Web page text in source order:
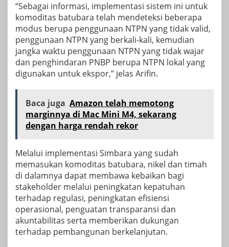
“Sebagai informasi, implementasi sistem ini untuk
komoditas batubara telah mendeteksi beberapa
modus berupa penggunaan NTPN yang tidak valid,
penggunaan NTPN yang berkali-kali, kemudian
jangka waktu penggunaan NTPN yang tidak wajar
dan penghindaran PNBP berupa NTPN lokal yang
digunakan untuk ekspor,” jelas Arifin.
Baca juga Amazon telah memotong
marginnya di Mac Mini M4, sekarang
dengan harga rendah rekor
Melalui implementasi Simbara yang sudah
memasukan komoditas batubara, nikel dan timah
di dalamnya dapat membawa kebaikan bagi
stakeholder melalui peningkatan kepatuhan
terhadap regulasi, peningkatan efisiensi
operasional, penguatan transparansi dan
akuntabilitas serta memberikan dukungan
terhadap pembangunan berkelanjutan.